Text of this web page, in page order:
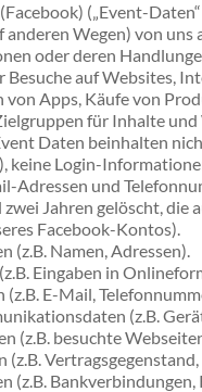
(„Event-
anderen Wegen) von
oder deren
Besuche auf Websites,
Apps, Käufe von
für Inhalte
Daten beinhalten
keine Login-
Adressen und
zwei Jahren gelöscht,
Facebook-Kontos).
(z.B. Namen, Adressen).
Eingaben in
E-Mail,
(z.B.
(z.B. besuchte
(z.B.
(z.B.